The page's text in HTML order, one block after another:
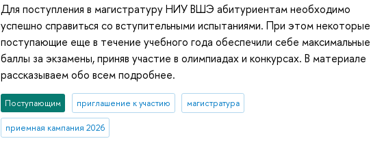
Для поступления в магистратуру НИУ ВШЭ абитуриентам необходимо
успешно справиться со вступительными испытаниями. При этом некоторые
поступающие еще в течение учебного года обеспечили себе максимальные
баллы за экзамены, приняв участие в олимпиадах и конкурсах. В материале
рассказываем обо всем подробнее.
Поступающим приглашение к участию магистратура
приемная кампания 2026